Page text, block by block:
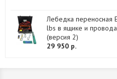
Лебедка переносная
lbs в ящике и
(версия 2)
29 950 р.